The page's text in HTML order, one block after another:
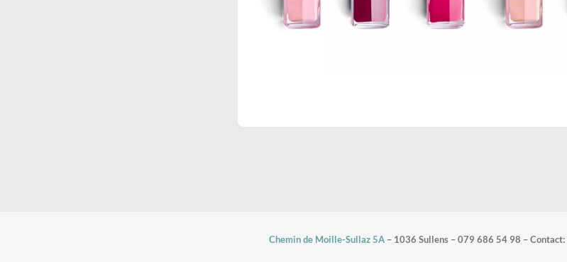
Chemin de Moille-Sullaz 5A – 1036 Sullens – 079 686 54 98 – Contact: